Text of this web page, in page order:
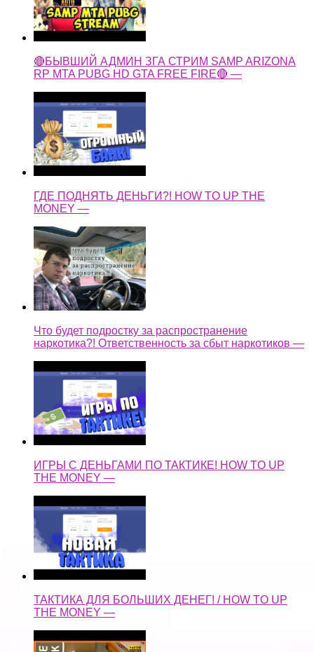
🔴БЫВШИЙ АДМИН ЗГА СТРИМ SAMP ARIZONA
RP MTA PUBG HD GTA FREE FIRE🔴 —
ГДЕ ПОДНЯТЬ ДЕНЬГИ?! HOW TO UP THE
MONEY —
Что будет подростку за распространение
наркотика?! Ответственность за сбыт наркотиков —
ИГРЫ С ДЕНЬГАМИ ПО ТАКТИКЕ! HOW TO UP
THE MONEY —
ТАКТИКА ДЛЯ БОЛЬШИХ ДЕНЕГ! / HOW TO UP
THE MONEY —